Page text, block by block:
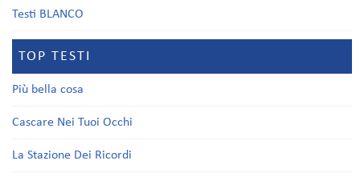
Testi BLANCO
TOP TESTI
Più bella cosa
Cascare Nei Tuoi Occhi
La Stazione Dei Ricordi